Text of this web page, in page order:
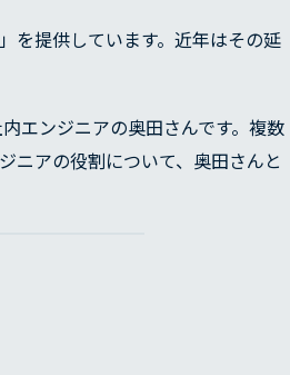
を提供しています。近年はその延
エンジニアの奥田さんです。複数
ニアの役割について、奥田さんと